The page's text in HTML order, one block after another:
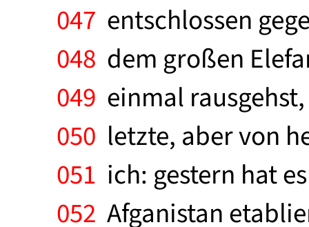
047 entschlossen
048 dem großen
049 einmal
050 letzte, aber von
051 ich: gestern hat
052 Afganistan